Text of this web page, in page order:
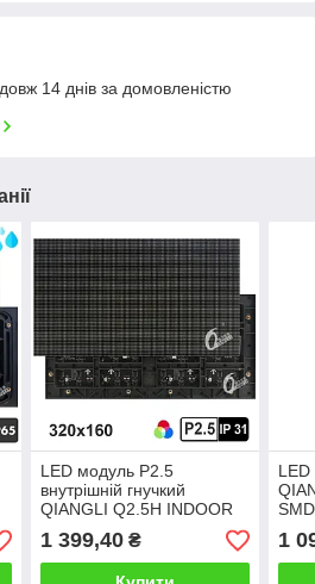
14 днів за домовленістю
LED модуль P2.5
внутрішній гнучкий
QIANGLI Q2.5H INDOOR
SMD 320*160 мм
1 399,40₴
LED
1